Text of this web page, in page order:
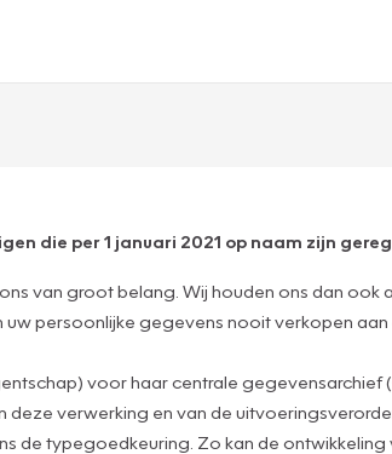
die per 1 januari 2021 op naam zijn
van groot belang. Wij houden ons dan ook
persoonlijke gegevens nooit verkopen aan
voor haar centrale gegevensarchief
verwerking en van de
de typegoedkeuring. Zo kan de ontwikkeling